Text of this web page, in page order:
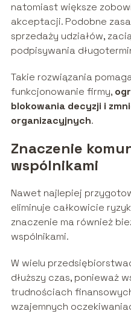
natomiast większe
akceptacji. Podobne
sprzedaży udziałów,
podpisywania
Takie rozwiązania
funkcjonowanie firmy,
blokowania decyzji i
organizacyjnych.
Znaczenie
wspólnikami
Nawet najlepiej
eliminuje całkowicie
znaczenie ma również
wspólnikami.
W wielu
dłuższy czas, ponieważ
trudnościach
wzajemnych